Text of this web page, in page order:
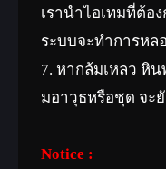
เรานำไอเทมที่ต้อ
ระบบจะทำการห
7. หากล้มเหลว หิ
มอาวุธหรือชุด จะ
Notice :